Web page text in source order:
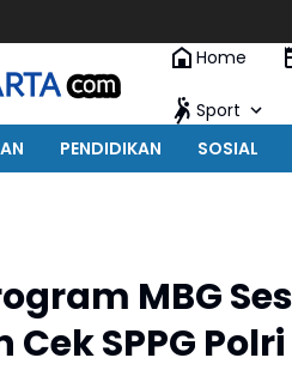
Home
Sport
PENDIDIKAN SOSIAL
MBG
SPPG Polri